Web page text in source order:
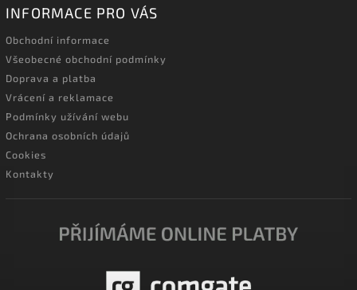
INFORMACE PRO VÁS
Obchodní informace
Všeobecné obchodní podmínky
Doprava a platba
Vrácení a reklamace
Podmínky užívání webu
Ochrana osobních údajů
Cookies
Kontakty